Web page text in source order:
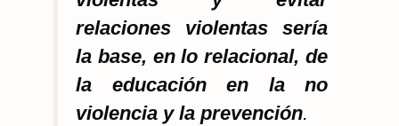
relaciones violentas sería
la base, en lo relacional, de
la educación en la no
violencia y la prevención.